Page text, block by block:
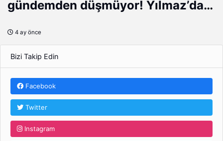
gündemden düşmüyor! Yılmaz’dan
4 ay önce
Bizi Takip Edin
Facebook
Twitter
Instagram